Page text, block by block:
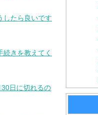
したら良いです
きを教えてく
日に切れるの